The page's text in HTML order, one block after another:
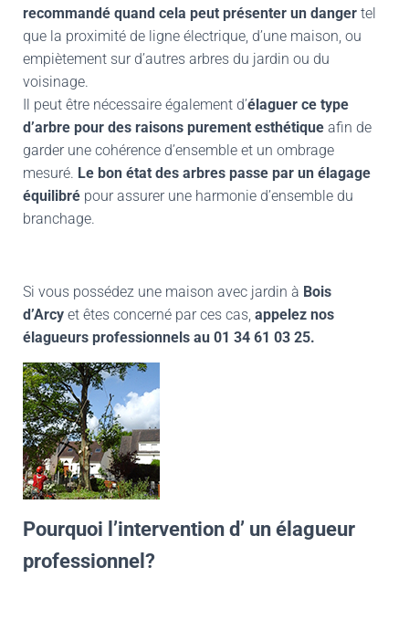
recommandé quand cela peut présenter un danger tel
que la proximité de ligne électrique, d’une maison, ou
empiètement sur d’autres arbres du jardin ou du
voisinage.
Il peut être nécessaire également d’élaguer ce type
d’arbre pour des raisons purement esthétique afin de
garder une cohérence d’ensemble et un ombrage
mesuré. Le bon état des arbres passe par un élagage
équilibré pour assurer une harmonie d’ensemble du
branchage.
Si vous possédez une maison avec jardin à Bois
d’Arcy et êtes concerné par ces cas, appelez nos
élagueurs professionnels au 01 34 61 03 25.
Pourquoi l’intervention d’ un élagueur
professionnel?